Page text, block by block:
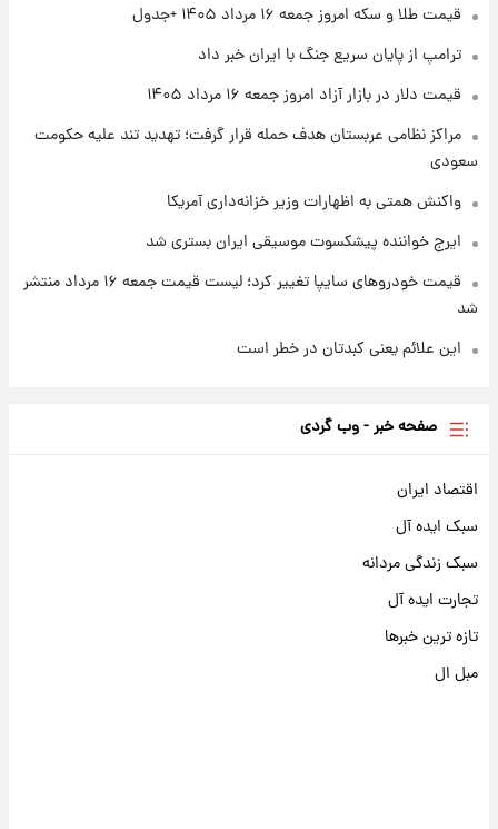
۱ روز پیش
تغییر تند قیمت محصولات ایران‌خودرو و سایپا
امروز پنجشنبه ۱۵ مرداد ۱۴۰۵ +جدول
قیمت طلا و سکه امروز جمعه ۱۶ مرداد ۱۴۰۵ +جدول
ترامپ از پایان سریع جنگ با ایران خبر داد
قیمت دلار در بازار آزاد امروز جمعه ۱۶ مرداد ۱۴۰۵
مراکز نظامی عربستان هدف حمله قرار گرفت؛ تهدید تند علیه حکومت
سعودی
واکنش همتی به اظهارات وزیر خزانه‌داری آمریکا
ایرج خواننده پیشکسوت موسیقی ایران بستری شد
قیمت خودروهای سایپا تغییر کرد؛ لیست قیمت جمعه ۱۶ مرداد منتشر
شد
این علائم یعنی کبدتان در خطر است
صفحه خبر - وب گردی
اقتصاد ایران
سبک ایده آل
سبک زندگی مردانه
تجارت ایده آل
تازه ترین خبرها
مبل ال